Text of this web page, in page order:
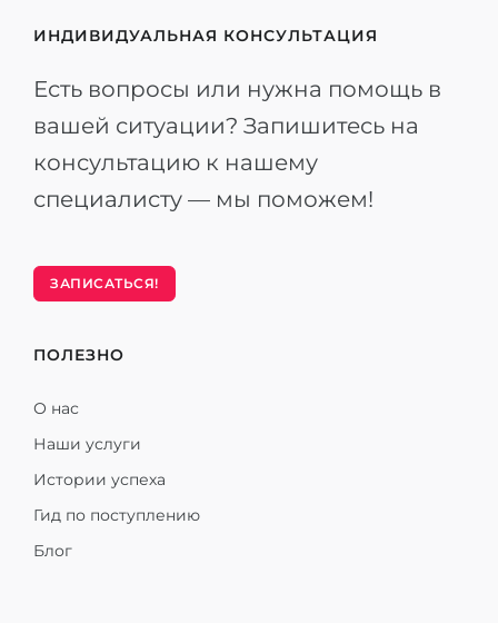
ИНДИВИДУАЛЬНАЯ КОНСУЛЬТАЦИЯ
Есть вопросы или нужна помощь в
вашей ситуации? Запишитесь на
консультацию к нашему
специалисту — мы поможем!
ЗАПИСАТЬСЯ!
ПОЛЕЗНО
О нас
Наши услуги
Истории успеха
Гид по поступлению
Блог